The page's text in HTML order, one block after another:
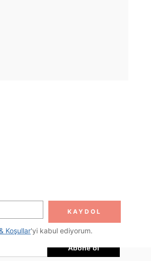
Abone ol
KAYDOL
Koşullar'yi kabul ediyorum.